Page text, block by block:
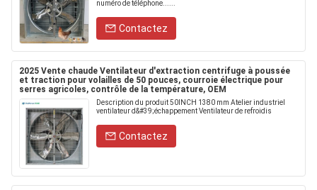
numéro de téléphone......
Contactez
2025 Vente chaude Ventilateur d'extraction centrifuge à poussée
et traction pour volailles de 50 pouces, courroie électrique pour
serres agricoles, contrôle de la température, OEM
Description du produit 50INCH 1380 mm Atelier industriel
ventilateur d&#39;échappement Ventilateur de refroidis
Contactez